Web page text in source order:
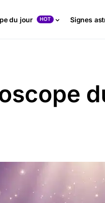
du jour HOT Signes